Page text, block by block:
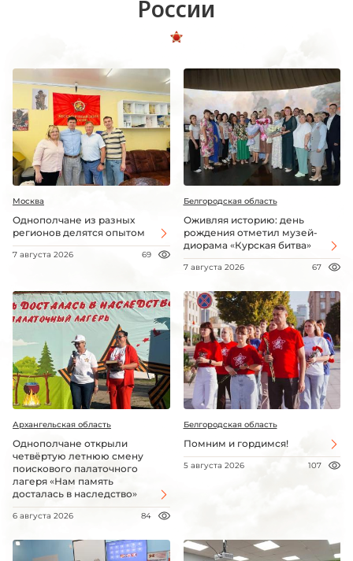
России
Москва
Однополчане из разных
регионов делятся опытом
7 августа 2026 69
Белгородская область
Оживляя историю: день
рождения отметил музей-
диорама «Курская битва»
7 августа 2026 67
Архангельская область
Однополчане открыли
четвёртую летнюю смену
поискового палаточного
лагеря «Нам память
досталась в наследство»
6 августа 2026 84
Белгородская область
Помним и гордимся!
5 августа 2026 107